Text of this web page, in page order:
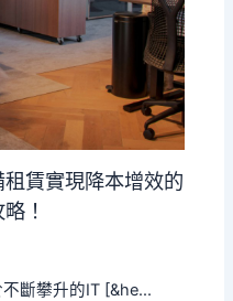
賃實現降本增效的
！
斷攀升的IT [&he...